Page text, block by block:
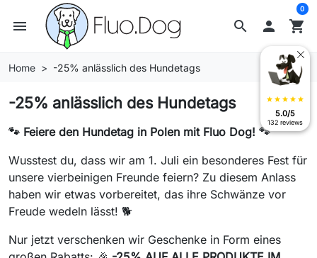
search
menu  shopping_cart
0
Home -25% anlässlich des Hundetags
-25% anlässlich des Hundetags
🐾 Feiere den Hundetag in Polen mit Fluo Dog! 🐾
Wusstest du, dass wir am 1. Juli ein besonderes Fest für
unsere vierbeinigen Freunde feiern? Zu diesem Anlass
haben wir etwas vorbereitet, das ihre Schwänze vor
Freude wedeln lässt! 🐕
Nur jetzt verschenken wir Geschenke in Form eines
star star star star star
5.0/5
132 reviews